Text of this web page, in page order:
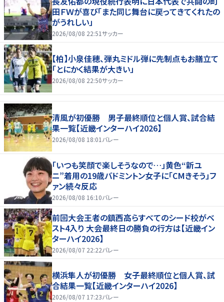
田ＦＷが喜び「また同じ舞台に戻ってきてくれたの
がうれしい」
2026/08/08 22:51サッカー
【柏】小泉佳穂、弾丸ミドル弾に先制点もお膳立て
「とにかく結果が大きい」
2026/08/08 22:50サッカー
清風が初優勝 男子最終順位と個人賞、試合結
果一覧【近畿インターハイ2026】
2026/08/08 18:01 バレー
「いつも笑顔で楽しそうなので…」黄色“新ユ
ニ”着用の19歳バドミントン女子に「CMきそう」フ
ァン続々反応
2026/08/08 16:10バレー
前回大会王者の鎮西高らすべてのシード校がベ
スト4入り 大会最終日の勝負の行方は【近畿イン
ターハイ2026】
2026/08/07 22:22バレー
横浜隼人が初優勝 女子最終順位と個人賞、試
合結果一覧【近畿インターハイ2026】
2026/08/07 17:23バレー